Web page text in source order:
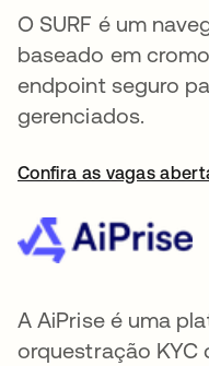
O SURF é um
baseado em
endpoint seguro
gerenciados.
Confira as vagas
A AiPrise é uma
orquestração KYC